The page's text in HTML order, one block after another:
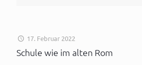
17. Februar 2022
Schule wie im alten Rom